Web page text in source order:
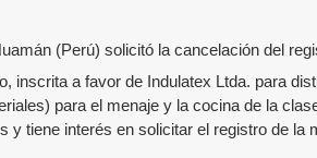
(Perú) solicitó la cancelación del
inscrita a favor de Indulatex Ltda. para
para el menaje y la cocina de la
y tiene interés en solicitar el registro de